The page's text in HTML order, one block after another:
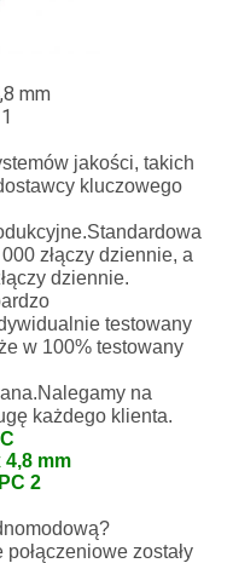
jakości, takich
kluczowego
złączy dziennie, a
dziennie.
testowany
w 100% testowany
na
każdego klienta.
zostały